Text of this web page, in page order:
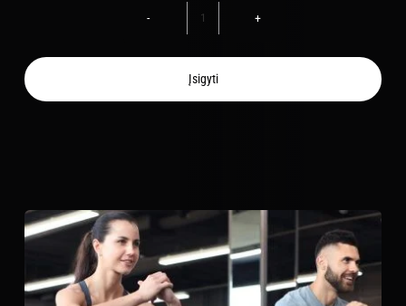
produkto
Programa
Moterims
Įsigyti